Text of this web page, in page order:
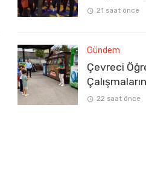
21 saat önce
Gündem
Çevreci
22 saat önce